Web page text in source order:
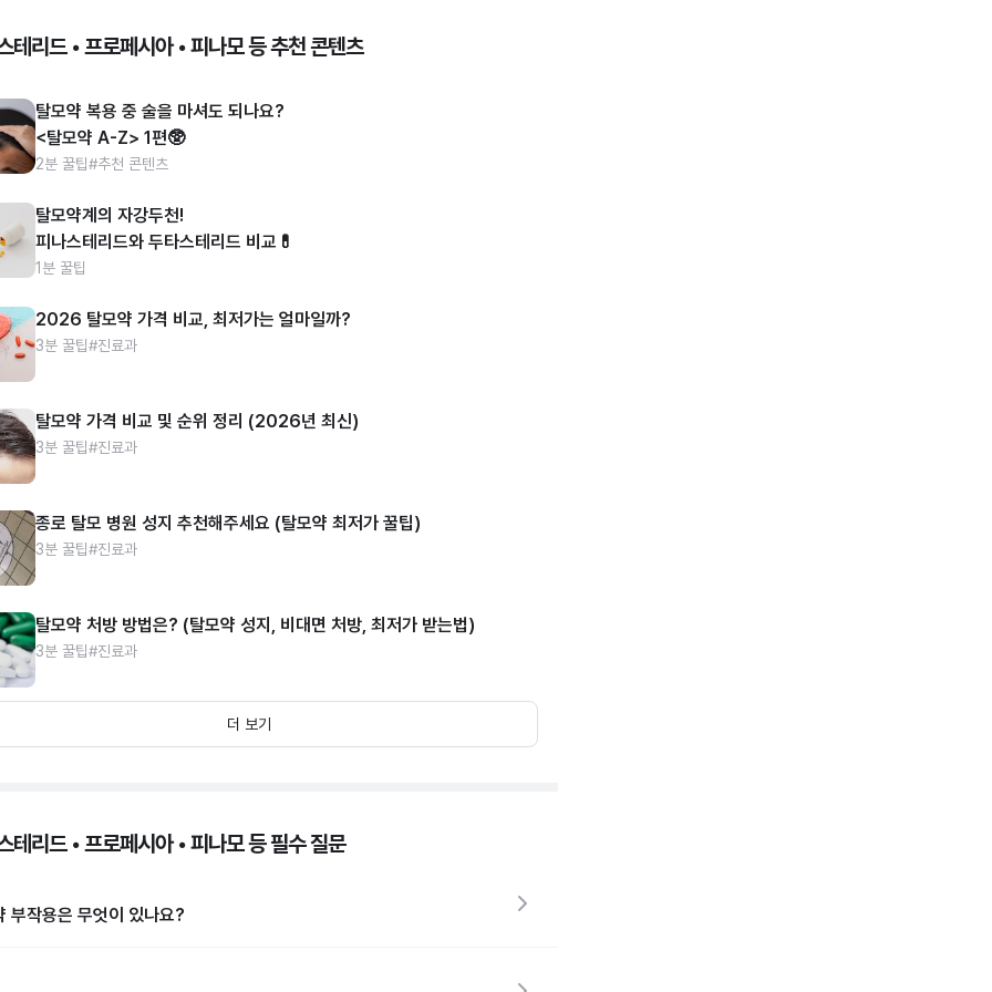
테리드 • 프로페시아 • 피나모 등 추천 콘텐츠
탈모약 복용 중 술을 마셔도 되나요?
<탈모약 A-Z> 1편🥸
2분 꿀팁#추천 콘텐츠
탈모약계의 자강두천!
피나스테리드와 두타스테리드 비교💊
1분 꿀팁
2026 탈모약 가격 비교, 최저가는 얼마일까?
3분 꿀팁#진료과
탈모약 가격 비교 및 순위 정리 (2026년 최신)
3분 꿀팁#진료과
종로 탈모 병원 성지 추천해주세요 (탈모약 최저가 꿀팁)
3분 꿀팁#진료과
탈모약 처방 방법은? (탈모약 성지, 비대면 처방, 최저가 받는법)
3분 꿀팁#진료과
더 보기
테리드 • 프로페시아 • 피나모 등 필수 질문
부작용은 무엇이 있나요?